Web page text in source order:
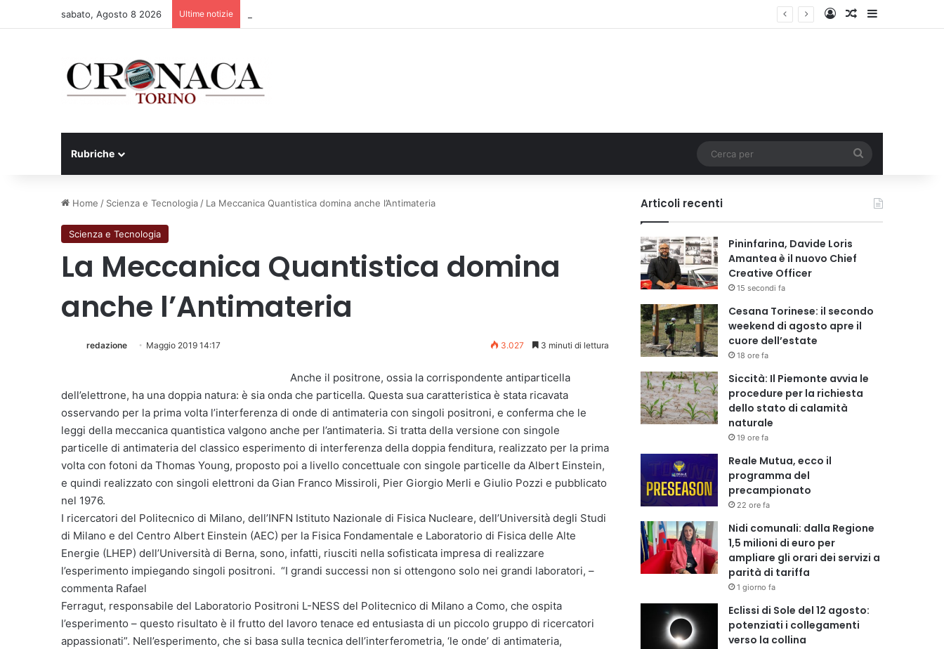
sabato, Agosto 8 2026 Ultime notizie AccediUn articolo a
Rubriche
per
Home / Scienza e Tecnologia / La Meccanica Quantistica domina anche l’Antimateria
Scienza e Tecnologia
La Meccanica Quantistica domina
anche l’Antimateria
redazione Maggio 2019 14:17 3.027 3 minuti di lettura
Anche il positrone, ossia la corrispondente antiparticella
dell’elettrone, ha una doppia natura: è sia onda che particella. Questa sua caratteristica è stata ricavata
osservando per la prima volta l’interferenza di onde di antimateria con singoli positroni, e conferma che le
leggi della meccanica quantistica valgono anche per l’antimateria. Si tratta della versione con singole
particelle di antimateria del classico esperimento di interferenza della doppia fenditura, realizzato per la prima
volta con fotoni da Thomas Young, proposto poi a livello concettuale con singole particelle da Albert Einstein,
e quindi realizzato con singoli elettroni da Gian Franco Missiroli, Pier Giorgio Merli e Giulio Pozzi e pubblicato
nel 1976.
I ricercatori del Politecnico di Milano, dell’INFN Istituto Nazionale di Fisica Nucleare, dell’Università degli Studi
di Milano e del Centro Albert Einstein (AEC) per la Fisica Fondamentale e Laboratorio di Fisica delle Alte
Energie (LHEP) dell’Università di Berna, sono, infatti, riusciti nella sofisticata impresa di realizzare
l’esperimento impiegando singoli positroni. “I grandi successi non si ottengono solo nei grandi laboratori, –
commenta Rafael
Ferragut, responsabile del Laboratorio Positroni L-NESS del Politecnico di Milano a Como, che ospita
l’esperimento – questo risultato è il frutto del lavoro tenace ed entusiasta di un piccolo gruppo di ricercatori
appassionati”. Nell’esperimento, che si basa sulla tecnica dell’interferometria, ‘le onde’ di antimateria,
Articoli recenti
Pininfarina, Davide Loris
Amantea è il nuovo Chief
Creative Officer
15 secondi fa
Cesana Torinese: il secondo
weekend di agosto apre il
cuore dell’estate
18 ore fa
Siccità: Il Piemonte avvia le
procedure per la richiesta
dello stato di calamità
naturale
19 ore fa
Reale Mutua, ecco il
programma del
precampionato
22 ore fa
Nidi comunali: dalla Regione
1,5 milioni di euro per
ampliare gli orari dei servizi a
parità di tariffa
1 giorno fa
Eclissi di Sole del 12 agosto:
potenziati i collegamenti
verso la collina